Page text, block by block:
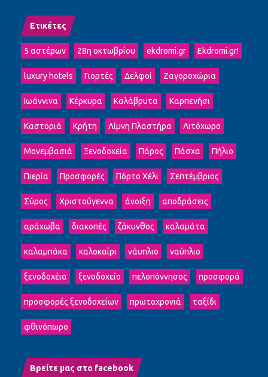
Ετικέτες
5 αστέρων 28η οκτωβρίου ekdromi.gr Ekdromi.gr!
luxury hotels Γιορτές Δελφοί Ζαγοροχώρια
Ιωάννινα Κέρκυρα Καλάβρυτα Καρπενήσι
Καστοριά Κρήτη Λίμνη Πλαστήρα Λιτόχωρο
Μονεμβασιά Ξενοδοχεία Πάρος Πάσχα Πήλιο
Πιερία Προσφορές Πόρτο Χέλι Σεπτέμβριος
Σύρος Χριστούγεννα άνοιξη αποδράσεις
αράχωβα διακοπές ζάκυνθος καλαμάτα
καλαμπάκα καλοκαίρι νάυπλιο ναύπλιο
ξενοδοχέια ξενοδοχείο πελοπόννησος προσφορά
προσφορές ξενοδοχείων πρωτοχρονιά ταξίδι
φθινόπωρο
Βρείτε μας στο facebook